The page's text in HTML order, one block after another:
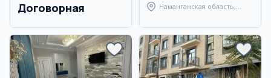
Договорная
Наманганская область,